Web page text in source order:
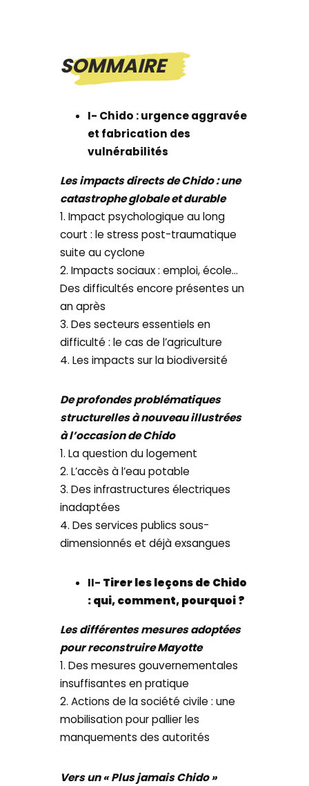
SOMMAIRE
I- Chido : urgence aggravée
et fabrication des
vulnérabilités
Les impacts directs de Chido : une
catastrophe globale et durable
1. Impact psychologique au long
court : le stress post-traumatique
suite au cyclone
2. Impacts sociaux : emploi, école…
Des difficultés encore présentes un
an après
3. Des secteurs essentiels en
difficulté : le cas de l’agriculture
4. Les impacts sur la biodiversité
De profondes problématiques
structurelles à nouveau illustrées
à l’occasion de Chido
1. La question du logement
2. L’accès à l’eau potable
3. Des infrastructures électriques
inadaptées
4. Des services publics sous-
dimensionnés et déjà exsangues
II- Tirer les leçons de Chido
: qui, comment, pourquoi ?
Les différentes mesures adoptées
pour reconstruire Mayotte
1. Des mesures gouvernementales
insuffisantes en pratique
2. Actions de la société civile : une
mobilisation pour pallier les
manquements des autorités
Vers un « Plus jamais Chido »